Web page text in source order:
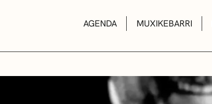
AGENDA MUXIKEBARRI